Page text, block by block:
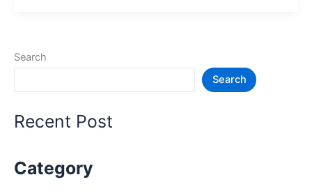
की
Tourist
Search
Search
Recent Post
Category